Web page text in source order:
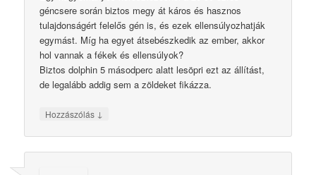
géncsere során biztos megy át káros és hasznos
tulajdonságért felelős gén is, és ezek ellensúlyozhatják
egymást. Míg ha egyet átsebészkedik az ember, akkor
hol vannak a fékek és ellensúlyok?
Biztos dolphin 5 másodperc alatt lesöpri ezt az állítást,
de legalább addig sem a zöldeket fikázza.
Hozzászólás ↓